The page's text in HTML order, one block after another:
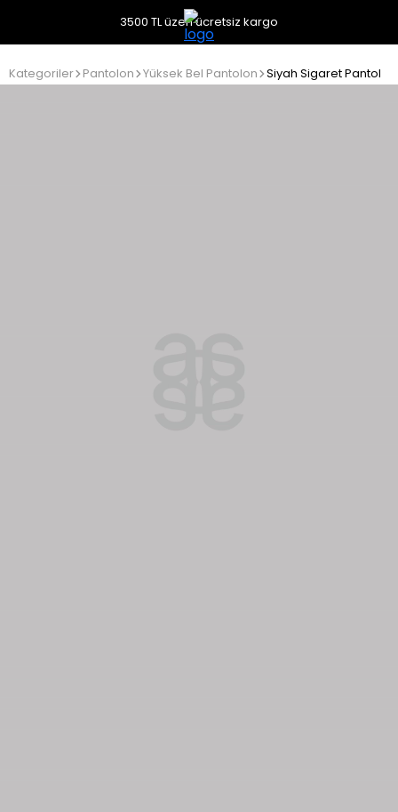
3500 TL üzeri ücretsiz kargo
Kategoriler Pantolon Yüksek Bel Pantolon Siyah Sigaret Pantolon